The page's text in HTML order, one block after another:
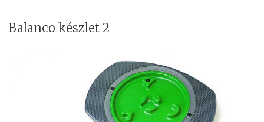
Balanco készlet 2